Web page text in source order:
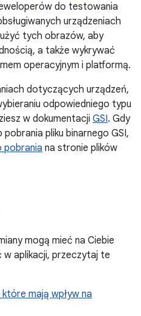
do testowania
urządzeniach
tych obrazów, aby
a także wykrywać
operacyjnym i platformą.
dotyczących urządzeń,
odpowiedniego typu
w dokumentacji GSI. Gdy
pliku binarnego GSI,
pobrania na stronie plików
mogą mieć na Ciebie
w aplikacji, przeczytaj te
mają wpływ na